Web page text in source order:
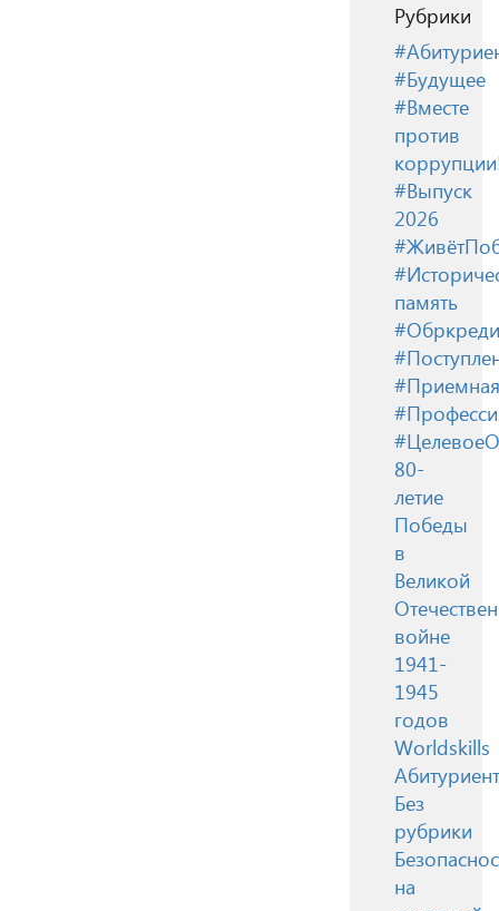
Рубрики
#Будущее
#Вместе
против
#Выпуск
2026
память
80-
летие
Победы
в
Великой
войне
1941-
1945
годов
Worldskills
Без
рубрики
на